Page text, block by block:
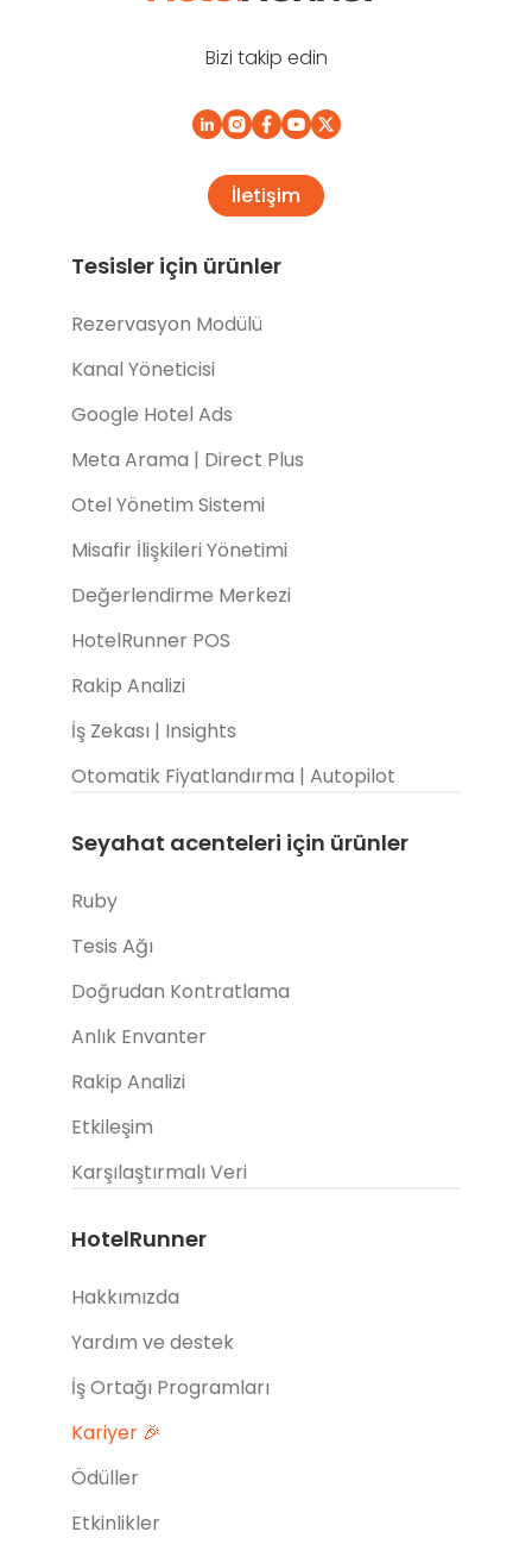
Bizi takip edin
İletişim
Tesisler için ürünler
Rezervasyon Modülü
Kanal Yöneticisi
Google Hotel Ads
Meta Arama | Direct Plus
Otel Yönetim Sistemi
Misafir İlişkileri Yönetimi
Değerlendirme Merkezi
HotelRunner POS
Rakip Analizi
İş Zekası | Insights
Otomatik Fiyatlandırma | Autopilot
Seyahat acenteleri için ürünler
Ruby
Tesis Ağı
Doğrudan Kontratlama
Anlık Envanter
Rakip Analizi
Etkileşim
Karşılaştırmalı Veri
HotelRunner
Hakkımızda
Yardım ve destek
İş Ortağı Programları
Kariyer 🎉
Ödüller
Etkinlikler